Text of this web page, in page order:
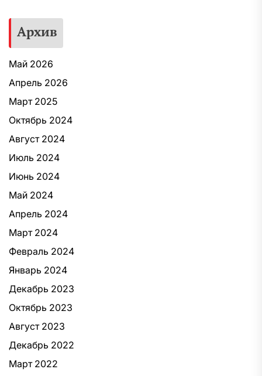
Архив
Май 2026
Апрель 2026
Март 2025
Октябрь 2024
Август 2024
Июль 2024
Июнь 2024
Май 2024
Апрель 2024
Март 2024
Февраль 2024
Январь 2024
Декабрь 2023
Октябрь 2023
Август 2023
Декабрь 2022
Март 2022